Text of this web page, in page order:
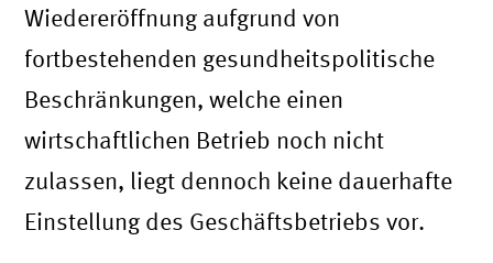
Wiedereröffnung aufgrund von
fortbestehenden gesundheitspolitische
Beschränkungen, welche einen
wirtschaftlichen Betrieb noch nicht
zulassen, liegt dennoch keine dauerhafte
Einstellung des Geschäftsbetriebs vor.